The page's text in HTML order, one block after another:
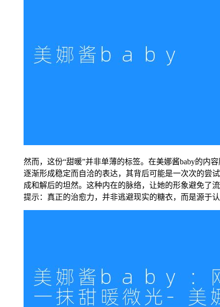
然而，这份“甜暖”并非单薄的标签。在美娜酱baby的内
逐渐形成稳定而自洽的表达，其背后可能是一次次的尝
成和解后的坦然。这种内在的脉络，让她的形象避免了
提示：真正的治愈力，并非逃避现实的糖衣，而是源于